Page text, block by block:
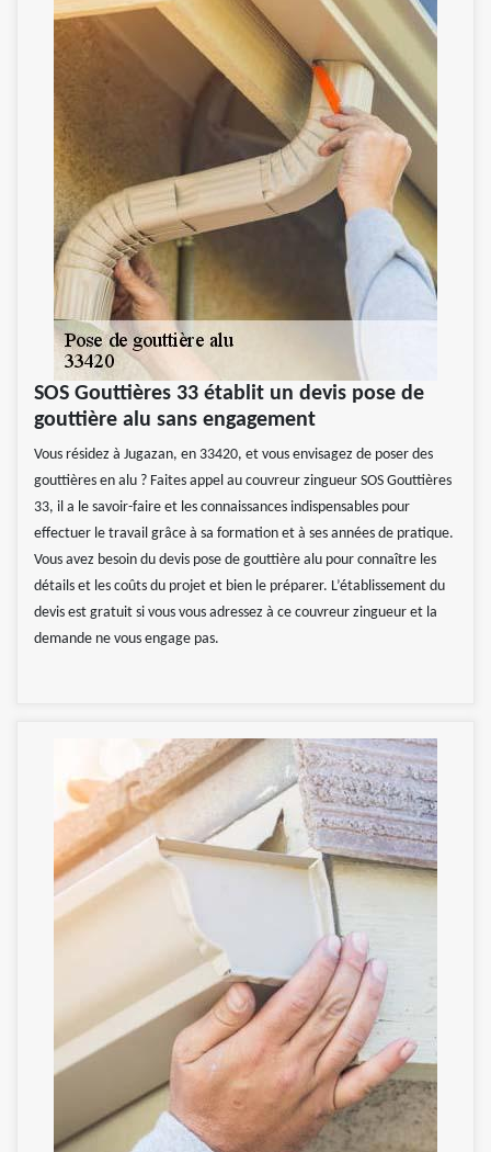
SOS Gouttières 33 établit un devis pose de
gouttière alu sans engagement
Vous résidez à Jugazan, en 33420, et vous envisagez de poser des
gouttières en alu ? Faites appel au couvreur zingueur SOS Gouttières
33, il a le savoir-faire et les connaissances indispensables pour
effectuer le travail grâce à sa formation et à ses années de pratique.
Vous avez besoin du devis pose de gouttière alu pour connaître les
détails et les coûts du projet et bien le préparer. L’établissement du
devis est gratuit si vous vous adressez à ce couvreur zingueur et la
demande ne vous engage pas.